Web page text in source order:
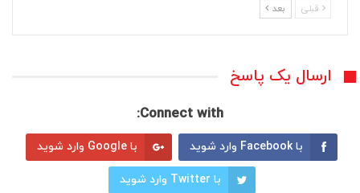
قبلی بعد
ارسال یک پاسخ
Connect with:
با Facebook وارد شوید با Google وارد شوید
با Twitter وارد شوید